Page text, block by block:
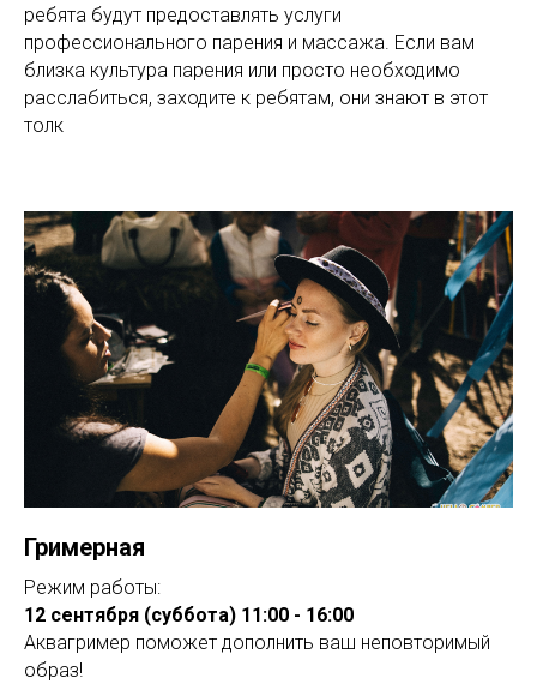
ребята будут предоставлять услуги
профессионального парения и массажа. Если вам
близка культура парения или просто необходимо
расслабиться, заходите к ребятам, они знают в этот
толк
Гримерная
Режим работы:
12 сентября (суббота) 11:00 - 16:00
Аквагример поможет дополнить ваш неповторимый
образ!